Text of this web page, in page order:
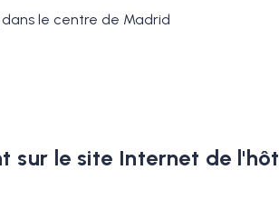
le centre de Madrid
sur le site Internet de